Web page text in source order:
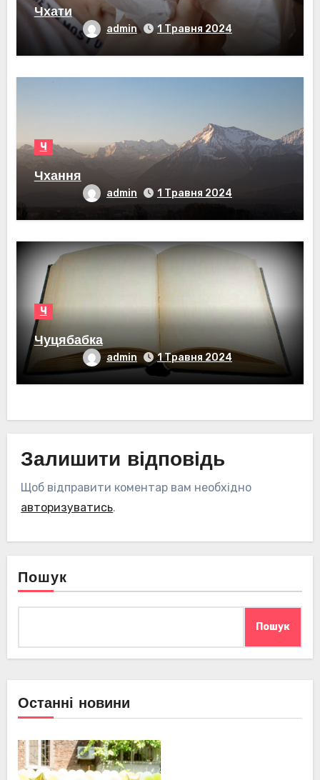
Чхати
admin 1 Травня 2024
Ч
Чхання
admin 1 Травня 2024
Ч
Чуцябабка
admin 1 Травня 2024
Залишити відповідь
Щоб відправити коментар вам необхідно
авторизуватись.
Пошук
Пошук
Останні новини